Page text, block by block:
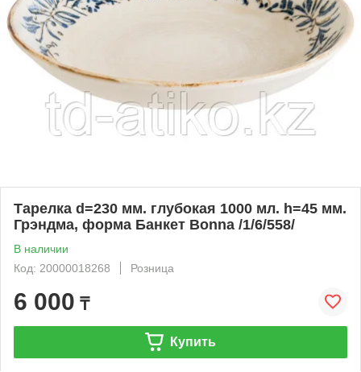
Тарелка d=230 мм. глубокая 1000 мл. h=45 мм.
Грэндма, форма Банкет Bonna /1/6/558/
В наличии
Код: 20000018268
Розница
6 000 ₸
Купить